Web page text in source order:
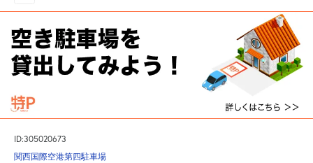
ID:305020673
関西国際空港第四駐車場